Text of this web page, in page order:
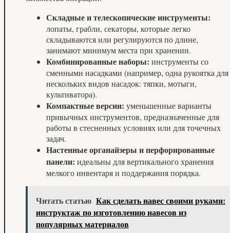
Складные и телескопические инструменты:
лопаты, грабли, секаторы, которые легко
складываются или регулируются по длине,
занимают минимум места при хранении.
Комбинированные наборы: инструменты со
сменными насадками (например, одна рукоятка для
нескольких видов насадок: тяпки, мотыги,
культиватора).
Компактные версии: уменьшенные варианты
привычных инструментов, предназначенные для
работы в стесненных условиях или для точечных
задач.
Настенные органайзеры и перфорированные
панели: идеальны для вертикального хранения
мелкого инвентаря и поддержания порядка.
Читать статью Как сделать навес своими руками:
инструктаж по изготовлению навесов из
популярных материалов